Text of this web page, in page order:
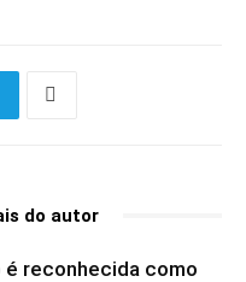
do autor
é reconhecida como